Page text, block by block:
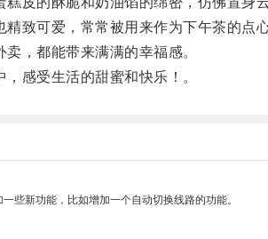
可爱，常常被用来作为下午茶的点心
，都能带来满满的幸福感。
感受生活的甜蜜和快乐！。
些新功能，比如增加一个自动切换线路的功能。